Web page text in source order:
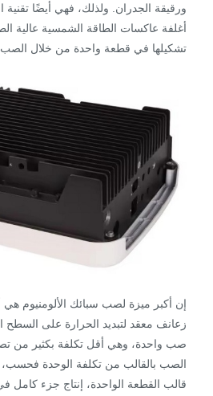
ورقيقة الجدران. ولذلك، فهي أيضًا تقنية
أغلفة عاكسات الطاقة الشمسية عالية
تشكيلها في قطعة واحدة من خلال الصب
إن أكبر ميزة لصب سبائك الألومنيوم
زعانف معقد لتبديد الحرارة على السطح
الصب بالقالب من تكلفة الوحدة فحسب،
قالب القطعة الواحدة، إنتاج جزء